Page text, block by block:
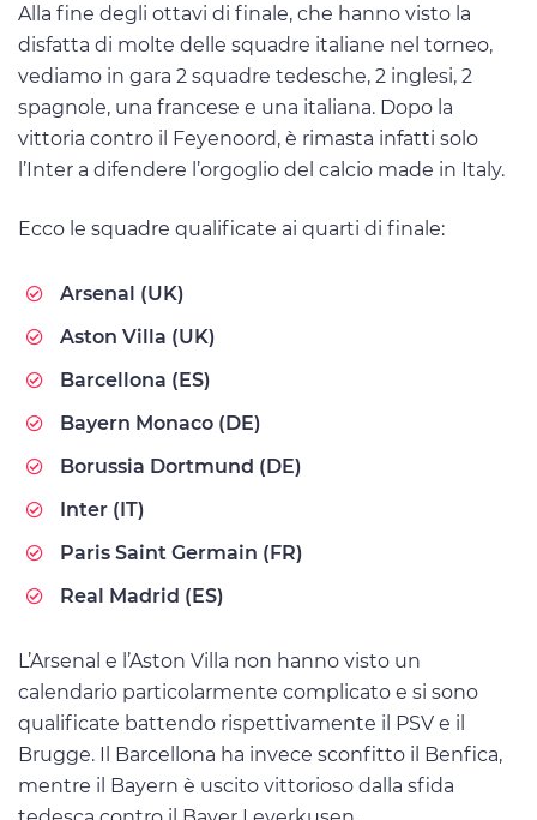
Alla fine degli ottavi di finale, che hanno visto la
disfatta di molte delle squadre italiane nel torneo,
vediamo in gara 2 squadre tedesche, 2 inglesi, 2
spagnole, una francese e una italiana. Dopo la
vittoria contro il Feyenoord, è rimasta infatti solo
l’Inter a difendere l’orgoglio del calcio made in Italy.
Ecco le squadre qualificate ai quarti di finale:
Arsenal (UK)
Aston Villa (UK)
Barcellona (ES)
Bayern Monaco (DE)
Borussia Dortmund (DE)
Inter (IT)
Paris Saint Germain (FR)
Real Madrid (ES)
L’Arsenal e l’Aston Villa non hanno visto un
calendario particolarmente complicato e si sono
qualificate battendo rispettivamente il PSV e il
Brugge. Il Barcellona ha invece sconfitto il Benfica,
mentre il Bayern è uscito vittorioso dalla sfida